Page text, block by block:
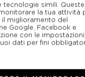
simili. Queste
la tua attività
il miglioramento del
Google, Facebook e
con le impostazioni
dati per fini